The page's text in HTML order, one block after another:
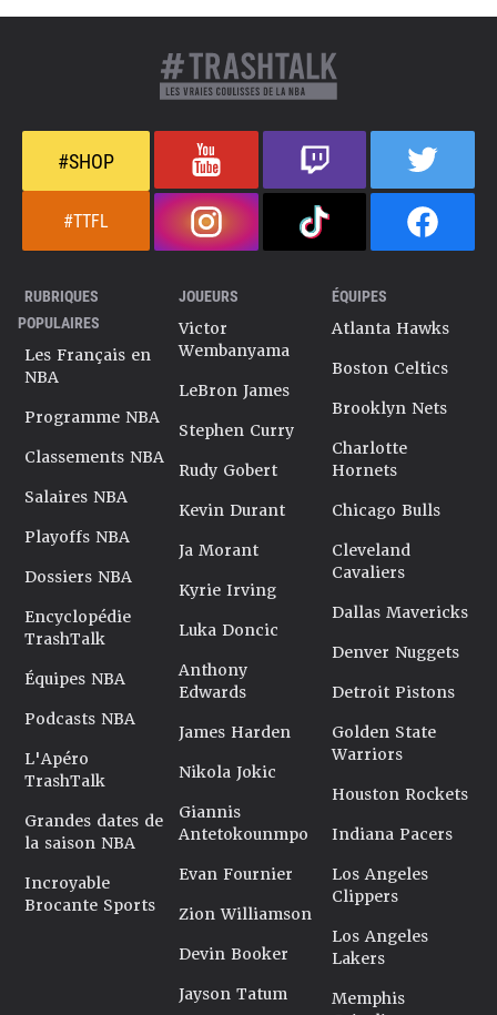
#SHOP
#TTFL
RUBRIQUES
POPULAIRES
Les Français en
NBA
Programme NBA
Classements NBA
Salaires NBA
Playoffs NBA
Dossiers NBA
Encyclopédie
TrashTalk
Équipes NBA
Podcasts NBA
L'Apéro
TrashTalk
Grandes dates de
la saison NBA
Incroyable
Brocante Sports
JOUEURS
Victor
Wembanyama
LeBron James
Stephen Curry
Rudy Gobert
Kevin Durant
Ja Morant
Kyrie Irving
Luka Doncic
Anthony
Edwards
James Harden
Nikola Jokic
Giannis
Antetokounmpo
Evan Fournier
Zion Williamson
Devin Booker
Jayson Tatum
ÉQUIPES
Atlanta Hawks
Boston Celtics
Brooklyn Nets
Charlotte
Hornets
Chicago Bulls
Cleveland
Cavaliers
Dallas Mavericks
Denver Nuggets
Detroit Pistons
Golden State
Warriors
Houston Rockets
Indiana Pacers
Los Angeles
Clippers
Los Angeles
Lakers
Memphis